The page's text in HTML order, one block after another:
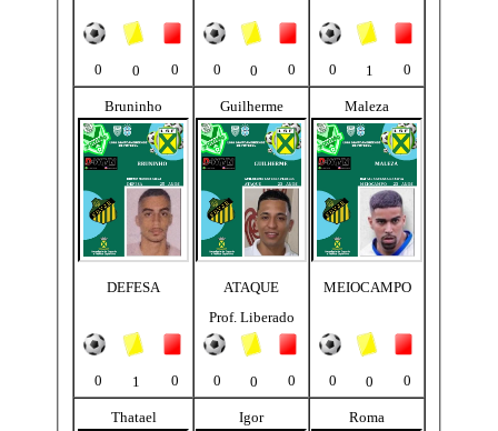
0 0 0 0 0 0 0 1 0
Bruninho
DEFESA
0 1 0
Guilherme
ATAQUE
Prof. Liberado
0 0 0
Maleza
MEIOCAMPO
0 0 0
Thatael Igor Roma